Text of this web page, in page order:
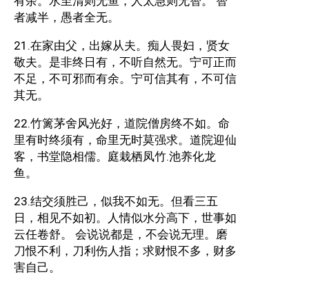
者减半，愚者全无。
21.在家由父，出嫁从夫。痴人畏妇，贤女
敬夫。是非终日有，不听自然无。宁可正而
不足，不可邪而有余。宁可信其有，不可信
其无。
22.竹篱茅舍风光好，道院僧房终不如。命
里有时终须有，命里无时莫强求。道院迎仙
客，书堂隐相儒。庭栽栖凤竹.池养化龙
鱼。
23.结交须胜己，似我不如无。但看三五
日，相见不如初。人情似水分高下，世事如
云任卷舒。 会说说都是，不会说无理。磨
刀恨不利，刀利伤人指；求财恨不多，财多
害自己。